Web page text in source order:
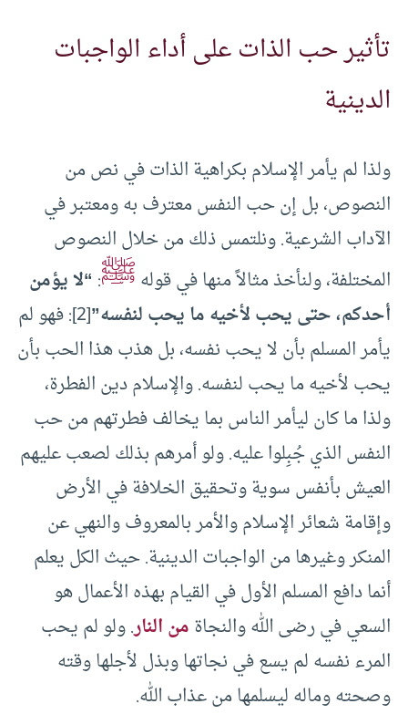
تأثير حب الذات على أداء الواجبات
الدينية
ولذا لم يأمر الإسلام بكراهية الذات في نص من
النصوص، بل إن حب النفس معترف به ومعتبر في
الآداب الشرعية. ونلتمس ذلك من خلال النصوص
المختلفة، ولنأخذ مثالاً منها في قولهﷺ: “لا يؤمن
أحدكم، حتى يحب لأخيه ما يحب لنفسه” [2]: فهو لم
يأمر المسلم بأن لا يحب نفسه، بل هذب هذا الحب بأن
يحب لأخيه ما يحب لنفسه. والإسلام دين الفطرة،
ولذا ما كان ليأمر الناس بما يخالف فطرتهم من حب
النفس الذي جُبِلوا عليه. ولو أمرهم بذلك لصعب عليهم
العيش بأنفس سوية وتحقيق الخلافة في الأرض
وإقامة شعائر الإسلام والأمر بالمعروف والنهي عن
المنكر وغيرها من الواجبات الدينية. حيث الكل يعلم
أنما دافع المسلم الأول في القيام بهذه الأعمال هو
السعي في رضى الله والنجاةمن النار. ولو لم يحب
المرء نفسه لم يسع في نجاتها وبذل لأجلها وقته
وصحته وماله ليسلمها من عذاب الله.